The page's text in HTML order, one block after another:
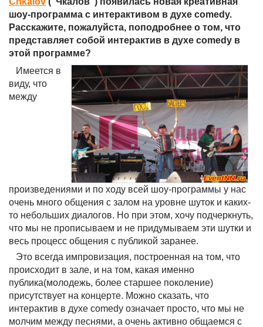
шоу-программа с интерактивом в духе comedy.
Расскажите, пожалуйста, поподробнее о том, что
представляет собой интерактив в духе comedy в
этой программе?
Имеется в
виду, что
между
произведениями и по ходу всей шоу-программы у нас
очень много общения с залом на уровне шуток и каких-
то небольших диалогов. Но при этом, хочу подчеркнуть,
что мы не прописываем и не придумываем эти шутки и
весь процесс общения с публикой заранее.
Это всегда импровизация, построенная на том, что
происходит в зале, и на том, какая именно
публика(молодежь, более старшее поколение)
присутствует на концерте. Можно сказать, что
интерактив в духе comedy означает просто, что мы не
молчим между песнями, а очень активно общаемся с